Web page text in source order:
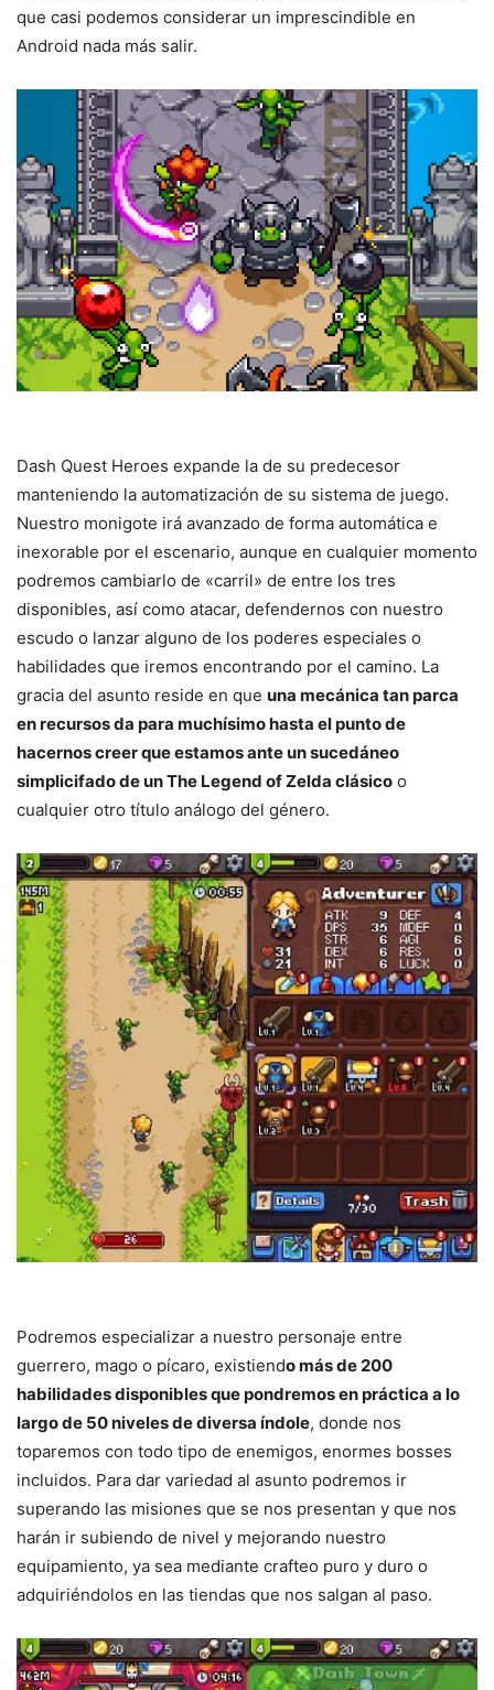
que casi podemos considerar un imprescindible en
Android nada más salir.
Dash Quest Heroes expande la de su predecesor
manteniendo la automatización de su sistema de juego.
Nuestro monigote irá avanzado de forma automática e
inexorable por el escenario, aunque en cualquier momento
podremos cambiarlo de «carril» de entre los tres
disponibles, así como atacar, defendernos con nuestro
escudo o lanzar alguno de los poderes especiales o
habilidades que iremos encontrando por el camino. La
gracia del asunto reside en que una mecánica tan parca
en recursos da para muchísimo hasta el punto de
hacernos creer que estamos ante un sucedáneo
simplicifado de un The Legend of Zelda clásico o
cualquier otro título análogo del género.
Podremos especializar a nuestro personaje entre
guerrero, mago o pícaro, existiendo más de 200
habilidades disponibles que pondremos en práctica a lo
largo de 50 niveles de diversa índole, donde nos
toparemos con todo tipo de enemigos, enormes bosses
incluidos. Para dar variedad al asunto podremos ir
superando las misiones que se nos presentan y que nos
harán ir subiendo de nivel y mejorando nuestro
equipamiento, ya sea mediante crafteo puro y duro o
adquiriéndolos en las tiendas que nos salgan al paso.